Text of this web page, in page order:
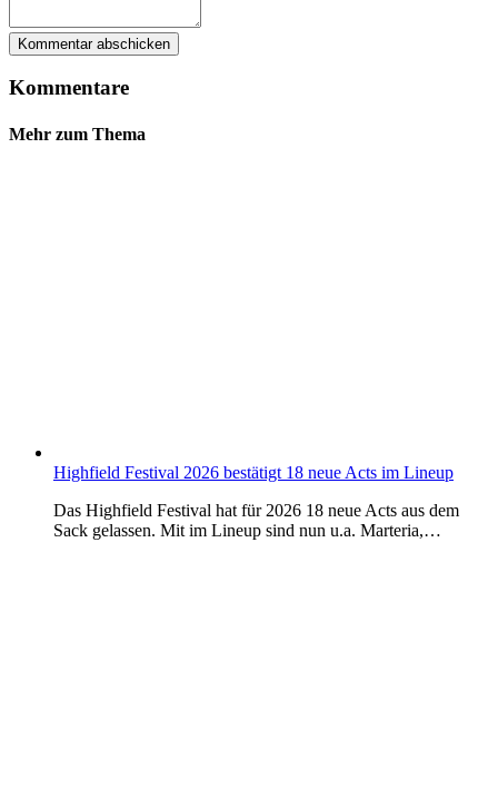
Kommentare
Mehr zum Thema
Highfield Festival 2026 bestätigt 18 neue Acts im Lineup
Das Highfield Festival hat für 2026 18 neue Acts aus dem
Sack gelassen. Mit im Lineup sind nun u.a. Marteria,…